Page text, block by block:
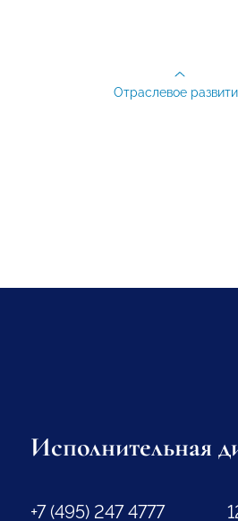
Отраслевое
Исполнительная
+7 (495) 247 4777